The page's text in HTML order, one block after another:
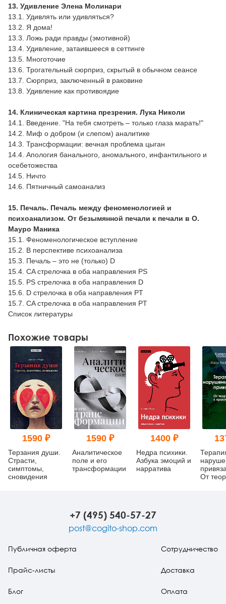
13. Удивление Элена Молинари
13.1. Удивлять или удивляться?
13.2. Я дома!
13.3. Ложь ради правды (эмотивной)
13.4. Удивление, затаившееся в сеттинге
13.5. Многоточие
13.6. Трогательный сюрприз, скрытый в обычном сеансе
13.7. Сюрприз, заключенный в раковине
13.8. Удивление как противоядие
14. Клиническая картина презрения. Лука Николи
14.1. Введение. "На тебя смотреть – только глаза марать!"
14.2. Миф о добром (и слепом) аналитике
14.3. Трансформации: вечная проблема цыган
14.4. Апология банального, аномального, инфантильного и
осебетожества
14.5. Ничто
14.6. Пятничный самоанализ
15. Печаль. Печаль между феноменологией и
психоанализом. От безымянной печали к печали в О.
Мауро Маника
15.1. Феноменологическое вступление
15.2. В перспективе психоанализа
15.3. Печаль – это не (только) D
15.4. CA стрелочка в оба направления PS
15.5. PS стрелочка в оба направления D
15.6. D стрелочка в оба направления PT
15.7. CA стрелочка в оба направления PT
Список литературы
Похожие товары
1590 ₽
Терзания души.
Страсти,
симптомы,
сновидения
1590 ₽
Аналитическое
поле и его
трансформации
1400 ₽
Недра психики.
Азбука эмоций и
нарратива
От
+7 (495) 540-57-27
post@cogito-shop.com
Публичная оферта
Прайс-листы
Блог
Сотрудничество
Доставка
Оплата